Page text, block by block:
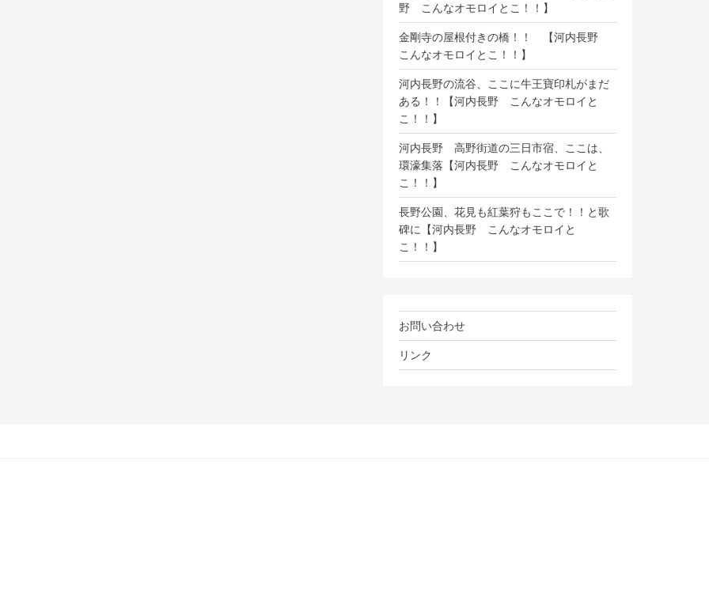
野 こんなオモロイとこ！！】
金剛寺の屋根付きの橋！！ 【河内長野
こんなオモロイとこ！！】
河内長野の流谷、ここに牛王寶印札がまだ
ある！！【河内長野 こんなオモロイと
こ！！】
河内長野 高野街道の三日市宿、ここは、
環濠集落【河内長野 こんなオモロイと
こ！！】
長野公園、花見も紅葉狩もここで！！と歌
碑に【河内長野 こんなオモロイと
こ！！】
お問い合わせ
リンク